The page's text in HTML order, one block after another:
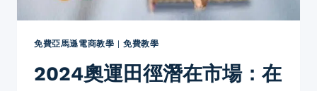
免費亞馬遜電商教學 |免費教學
2024奧運田徑潛在市場：在